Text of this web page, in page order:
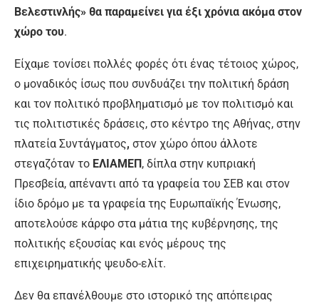
Βελεστινλής» θα παραμείνει για έξι χρόνια ακόμα στον
χώρο του.
Είχαμε τονίσει πολλές φορές ότι ένας τέτοιος χώρος,
ο μοναδικός ίσως που συνδυάζει την πολιτική δράση
και τον πολιτικό προβληματισμό με τον πολιτισμό και
τις πολιτιστικές δράσεις, στο κέντρο της Αθήνας, στην
πλατεία Συντάγματος, στον χώρο όπου άλλοτε
στεγαζόταν το ΕΛΙΑΜΕΠ , δίπλα στην κυπριακή
Πρεσβεία, απέναντι από τα γραφεία του ΣΕΒ και στον
ίδιο δρόμο με τα γραφεία της Ευρωπαϊκής Ένωσης,
αποτελούσε κάρφο στα μάτια της κυβέρνησης, της
πολιτικής εξουσίας και ενός μέρους της
επιχειρηματικής ψευδο-ελίτ.
Δεν θα επανέλθουμε στο ιστορικό της απόπειρας